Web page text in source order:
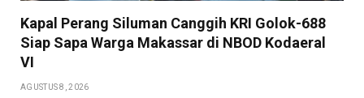
Kapal Perang Siluman Canggih KRI Golok-688
Siap Sapa Warga Makassar di NBOD Kodaeral
VI
AGUSTUS 8, 2026